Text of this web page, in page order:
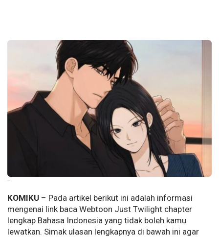
--
KOMIKU – Pada artikel berikut ini adalah informasi
mengenai link baca Webtoon Just Twilight chapter
lengkap Bahasa Indonesia yang tidak boleh kamu
lewatkan. Simak ulasan lengkapnya di bawah ini agar